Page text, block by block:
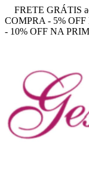
FRETE GRÁTIS
COMPRA - 5% OFF
- 10% OFF NA